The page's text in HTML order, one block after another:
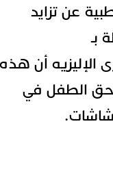
عن تزايد
الإليزيه أن هذه
الطفل في